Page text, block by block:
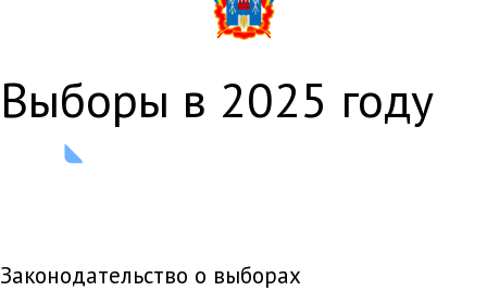
выборы в 2025 году
Законодательство о выборах